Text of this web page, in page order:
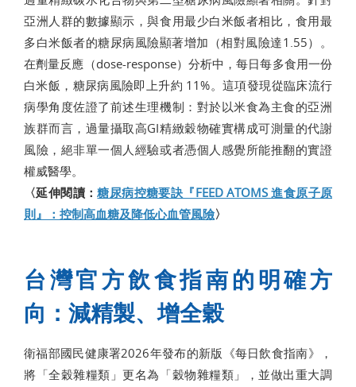
亞洲人群的數據顯示，與食用最少白米飯者相比，食用最
多白米飯者的糖尿病風險顯著增加（相對風險達1.55）。
在劑量反應（dose-response）分析中，每日每多食用一份
白米飯，糖尿病風險即上升約 11%。這項發現從臨床流行
病學角度佐證了前述生理機制：對於以米食為主食的亞洲
族群而言，過量攝取高GI精緻穀物確實構成可測量的代謝
風險，絕非單一個人經驗或者憑個人感覺所能推翻的實證
權威醫學。
〈延伸閱讀：糖尿病控糖要訣『FEED ATOMS 進食原子原
則』：控制高血糖及降低心血管風險〉
台灣官方飲食指南的明確方
向：減精製、增全穀
衛福部國民健康署2026年發布的新版《每日飲食指南》，
將「全穀雜糧類」更名為「穀物雜糧類」，並做出重大調